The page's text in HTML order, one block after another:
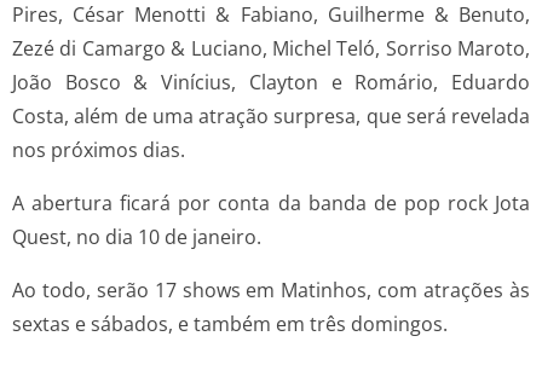
Pires, César Menotti & Fabiano, Guilherme & Benuto,
Zezé di Camargo & Luciano, Michel Teló, Sorriso Maroto,
João Bosco & Vinícius, Clayton e Romário, Eduardo
Costa, além de uma atração surpresa, que será revelada
nos próximos dias.
A abertura ficará por conta da banda de pop rock Jota
Quest, no dia 10 de janeiro.
Ao todo, serão 17 shows em Matinhos, com atrações às
sextas e sábados, e também em três domingos.